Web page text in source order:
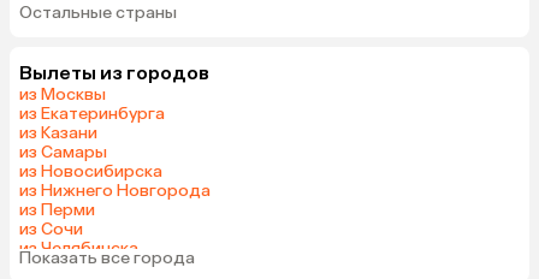
ОАЭ
Кипр
Куба
Остальные страны
Вылеты из городов
из Москвы
из Екатеринбурга
из Казани
из Самары
из Новосибирска
из Нижнего Новгорода
из Перми
из Сочи
из Челябинска
из Омска
Показать все города